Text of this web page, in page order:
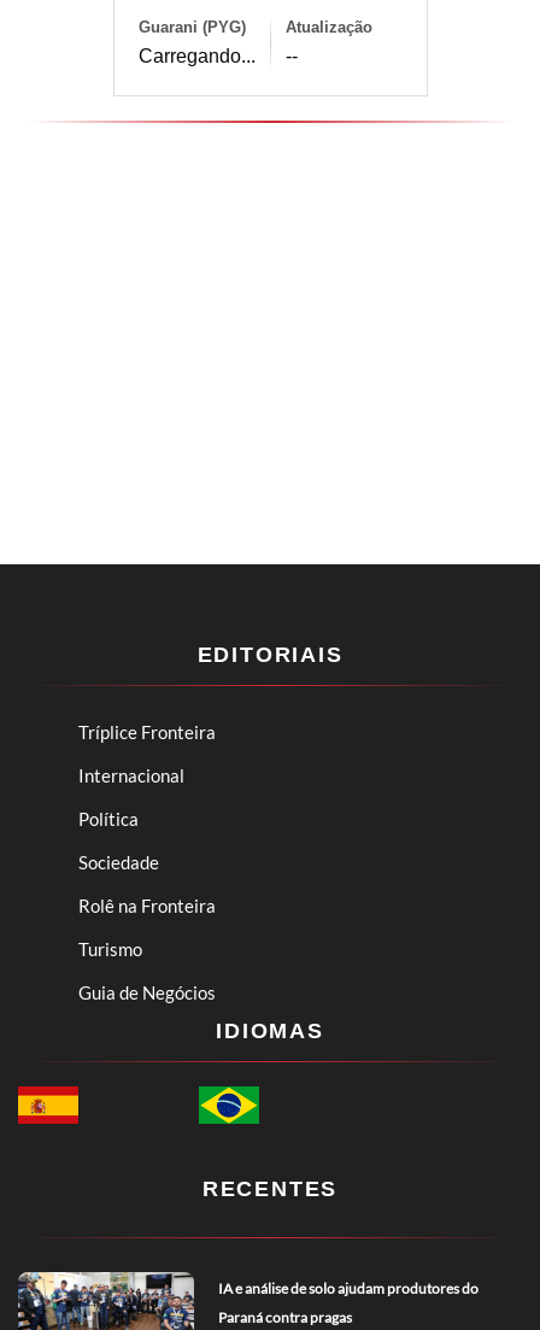
Guarani (PYG)
Carregando...
Atualização
--
EDITORIAIS
Tríplice Fronteira
Internacional
Política
Sociedade
Rolê na Fronteira
Turismo
Guia de Negócios
IDIOMAS
RECENTES
IA e análise de solo ajudam produtores do
Paraná contra pragas